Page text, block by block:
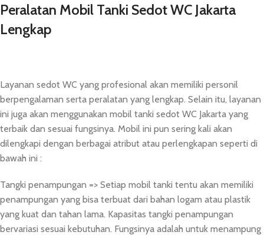
Peralatan Mobil Tanki Sedot WC Jakarta
Lengkap
Layanan sedot WC yang profesional akan memiliki personil
berpengalaman serta peralatan yang lengkap. Selain itu, layanan
ini juga akan menggunakan mobil tanki sedot WC Jakarta yang
terbaik dan sesuai fungsinya. Mobil ini pun sering kali akan
dilengkapi dengan berbagai atribut atau perlengkapan seperti di
bawah ini :
Tangki penampungan => Setiap mobil tanki tentu akan memiliki
penampungan yang bisa terbuat dari bahan logam atau plastik
yang kuat dan tahan lama. Kapasitas tangki penampungan
bervariasi sesuai kebutuhan. Fungsinya adalah untuk menampung